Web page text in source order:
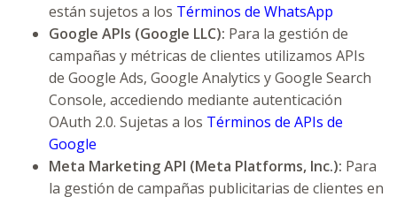
están sujetos a los Términos de WhatsApp
Google APIs (Google LLC): Para la gestión de
campañas y métricas de clientes utilizamos APIs
de Google Ads, Google Analytics y Google Search
Console, accediendo mediante autenticación
OAuth 2.0. Sujetas a los Términos de APIs de
Google
Meta Marketing API (Meta Platforms, Inc.): Para
la gestión de campañas publicitarias de clientes en